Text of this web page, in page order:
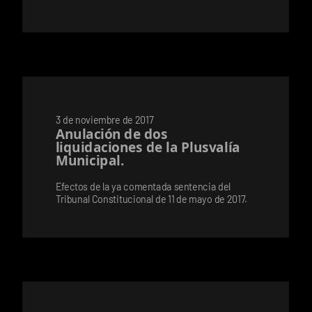
3 de noviembre de 2017
Anulación de dos
liquidaciones de la Plusvalía
Municipal.
Efectos de la ya comentada sentencia del
Tribunal Constitucional de 11 de mayo de 2017.